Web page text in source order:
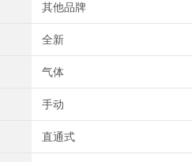
其他品牌
全新
气体
手动
直通式